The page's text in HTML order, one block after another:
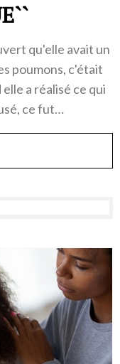
qu'elle avait un
poumons, c'était
a réalisé ce qui
ce fut…